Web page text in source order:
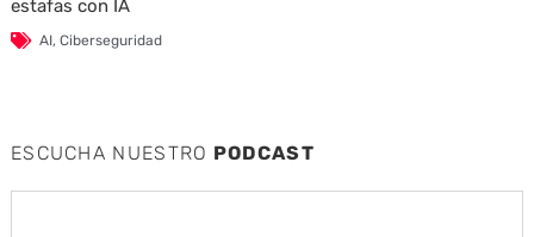
estafas con IA
AI, Ciberseguridad
ESCUCHA NUESTRO PODCAST